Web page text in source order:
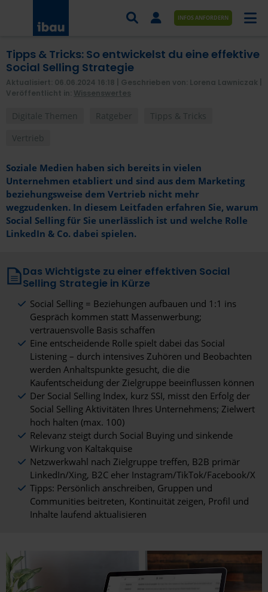
AUFTRÄGE NACH BRANCHE
AUFTRÄGE NACH ORT
SERVICES UND LEISTUNGEN
ÜBER UNS
KONTAKT
INFOS ANFORDERN
Tipps & Tricks: So entwickelst du eine effektive
Social Selling Strategie
Aktualisiert: 06.06.2024 16:18
| Geschrieben von: Lorena Lawniczak |
Veröffentlicht in: Wissenswertes
Digitale Themen Ratgeber
Tipps & Tricks
Vertrieb
Soziale Medien haben sich bereits in vielen
Unternehmen etabliert und sind aus dem Marketing
beziehungsweise dem Vertrieb nicht mehr
wegzudenken. In diesem Leitfaden erfahren Sie, warum
Social Selling für Sie unerlässlich ist und welche Rolle
LinkedIn & Co. dabei spielen.
Das Wichtigste zu einer effektiven Social
Selling Strategie in Kürze
Social Selling = Beziehungen aufbauen und 1:1 ins
Gespräch kommen statt Massenwerbung;
vertrauensvolle Basis schaffen
Eine entscheidende Rolle spielt dabei das Social
Listening – durch intensives Zuhören und Beobachten
werden Anhaltspunkte gesucht, die die
Kaufentscheidung der Zielgruppe beeinflussen können
Der Social Selling Index, kurz SSI, misst den Erfolg der
Social Selling Aktivitäten Ihres Unternehmens; Zielwert
hoch halten (max. 100)
Relevanz steigt durch Social Buying und sinkende
Wirkung von Kaltakquise
Netzwerkwahl nach Zielgruppe treffen, B2B primär
LinkedIn/Xing, B2C eher Instagram/TikTok/Facebook/X
Tipps: Persönlich anschreiben, Gruppen und
Communities beitreten, Kontinuität zeigen, Profil und
Inhalte laufend aktualisieren